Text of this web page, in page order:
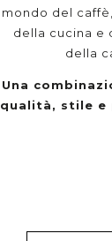
mondo del
della cucina e
della
Una
qualità, stile e